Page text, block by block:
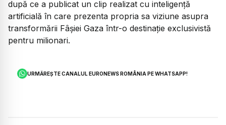
după ce a publicat un clip realizat cu inteligență
artificială în care prezenta propria sa viziune asupra
transformării Fâșiei Gaza într-o destinație exclusivistă
pentru milionari.
URMĂREȘTE CANALUL EURONEWS ROMÂNIA PE WHATSAPP!